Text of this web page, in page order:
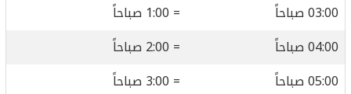
03:00 صباحاً
= 1:00 صباحاً
04:00 صباحاً
= 2:00 صباحاً
05:00 صباحاً
= 3:00 صباحاً